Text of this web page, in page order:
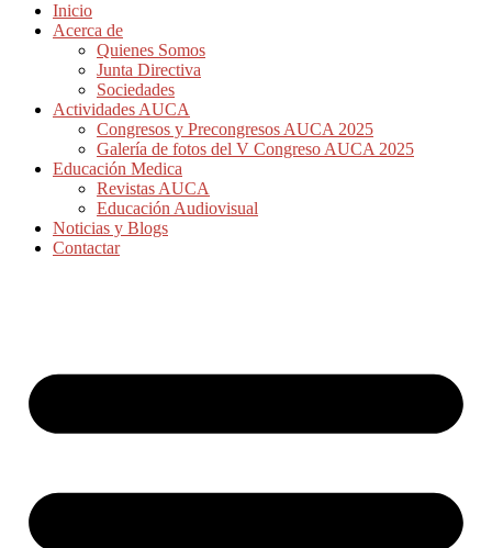
Inicio
Acerca de
Quienes Somos
Junta Directiva
Sociedades
Actividades AUCA
Congresos y Precongresos AUCA 2025
Galería de fotos del V Congreso AUCA 2025
Educación Medica
Revistas AUCA
Educación Audiovisual
Noticias y Blogs
Contactar